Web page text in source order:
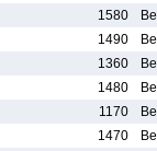
1580
1490
1360
1480
1170
1470